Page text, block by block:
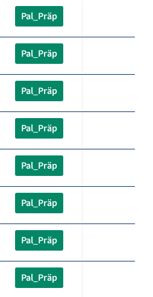
Pal_Präp
Pal_Präp
Pal_Präp
Pal_Präp
Pal_Präp
Pal_Präp
Pal_Präp
Pal_Präp